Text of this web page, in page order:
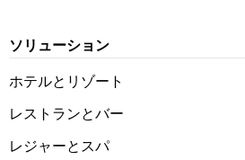
ソリューション
ホテルとリゾート
レストランとバー
レジャーとスパ